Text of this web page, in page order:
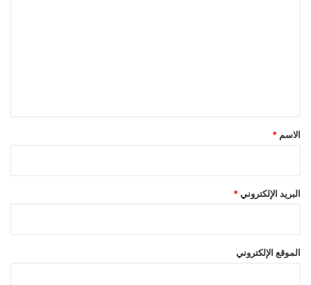
*
الاسم *
البريد الإلكتروني *
الموقع الإلكتروني